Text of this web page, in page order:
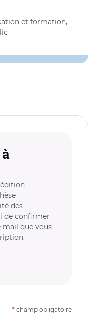
et formation,
édition
des
de confirmer
mail que vous
* champ obligatoire